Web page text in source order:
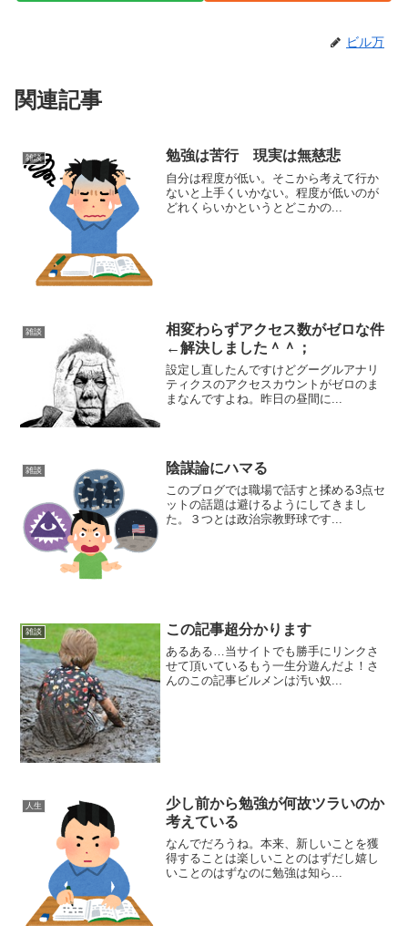
ビル万
関連記事
雑談 勉強は苦行 現実は無慈悲
自分は程度が低い。そこから考えて行か
ないと上手くいかない。程度が低いのが
どれくらいかというとどこかの...
雑談
相変わらずアクセス数がゼロな件
←解決しました＾＾；
設定し直したんですけどグーグルアナリ
ティクスのアクセスカウントがゼロのま
まなんですよね。昨日の昼間に...
雑談 陰謀論にハマる
このブログでは職場で話すと揉める3点セ
ットの話題は避けるようにしてきまし
た。３つとは政治宗教野球です...
雑談 この記事超分かります
あるある…当サイトでも勝手にリンクさ
せて頂いているもう一生分遊んだよ！さ
んのこの記事ビルメンは汚い奴...
人生
少し前から勉強が何故ツラいのか
考えている
なんでだろうね。本来、新しいことを獲
得することは楽しいことのはずだし嬉し
いことのはずなのに勉強は知ら...